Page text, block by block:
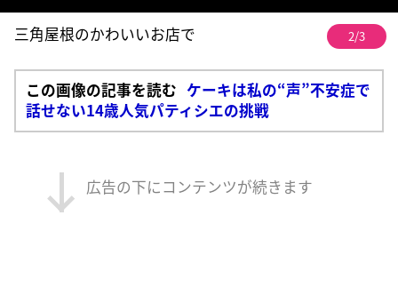
三角屋根のかわいいお店で 2/3
この画像の記事を読む ケーキは私の“声”不安症で
話せない14歳人気パティシエの挑戦
広告の下にコンテンツが続きます